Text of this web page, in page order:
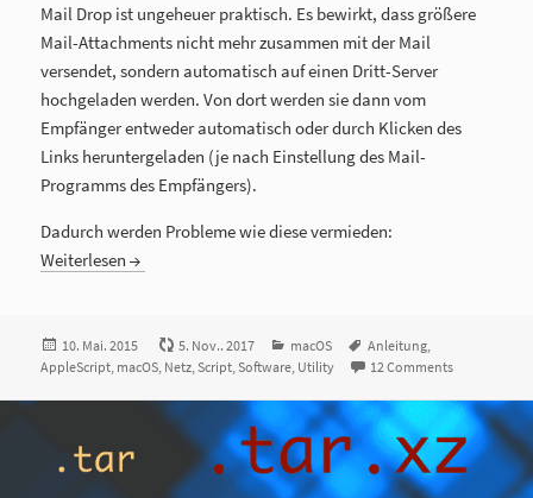
Mail Drop ist ungeheuer praktisch. Es bewirkt, dass größere
Mail-Attachments nicht mehr zusammen mit der Mail
versendet, sondern automatisch auf einen Dritt-Server
hochgeladen werden. Von dort werden sie dann vom
Empfänger entweder automatisch oder durch Klicken des
Links heruntergeladen (je nach Einstellung des Mail-
Programms des Empfängers).
Dadurch werden Probleme wie diese vermieden:
Weiterlesen
Veröffentlicht
am
10. Mai. 2015 5. Nov.. 2017 Kategorien
macOS Tags
Anleitung,
AppleScript, macOS, Netz,Script,Software, Utility 12 Comments